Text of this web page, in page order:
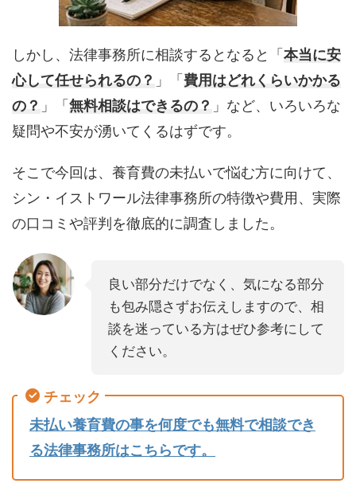
しかし、法律事務所に相談するとなると「 本当に安
心して任せられるの？ 」「 費用はどれくらいかかる
の？ 」「 無料相談はできるの？ 」など、いろいろな
疑問や不安が湧いてくるはずです。
そこで今回は、養育費の未払いで悩む方に向けて、
シン・イストワール法律事務所の特徴や費用、実際
の口コミや評判を徹底的に調査しました。
良い部分だけでなく、気になる部分
も包み隠さずお伝えしますので、相
談を迷っている方はぜひ参考にして
ください。
チェック
未払い養育費の事を何度でも無料で相談でき
る法律事務所はこちらです。